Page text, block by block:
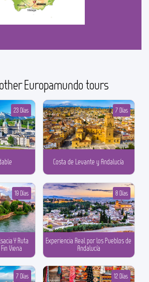
Europamundo tours
23 Días
Costa de Levante y Andalucía
7 Días
Y Ruta
Viena
19 Días
Experiencia Real por los Pueblos de
Andalucía
8 Días
7 Días 12 Días